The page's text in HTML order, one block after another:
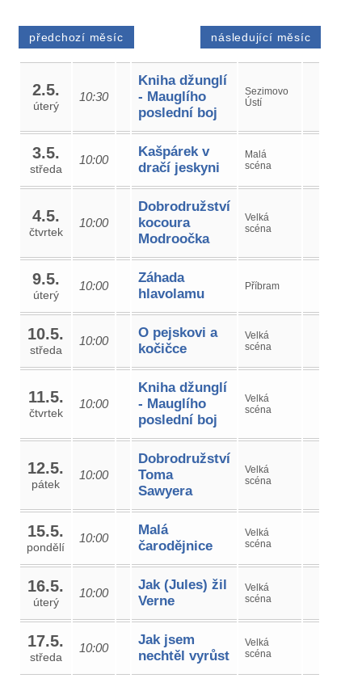
předchozí měsíc následující měsíc
2.5.
úterý
10:30
Kniha džunglí
- Mauglího
poslední boj
Sezimovo
Ústí
3.5.
středa
10:00
Kašpárek v
dračí jeskyni
Malá
scéna
4.5.
čtvrtek
10:00
Dobrodružství
kocoura
Modroočka
Velká
scéna
9.5.
úterý
10:00
Záhada
hlavolamu
Příbram
10.5.
středa
10:00
O pejskovi a
kočičce
Velká
scéna
11.5.
čtvrtek
10:00
Kniha džunglí
- Mauglího
poslední boj
Velká
scéna
12.5.
pátek
10:00
Dobrodružství
Toma
Sawyera
Velká
scéna
15.5.
pondělí
10:00
Malá
čarodějnice
Velká
scéna
16.5.
úterý
10:00
Jak (Jules) žil
Verne
Velká
scéna
17.5.
středa
10:00
Jak jsem
nechtěl vyrůst
Velká
scéna